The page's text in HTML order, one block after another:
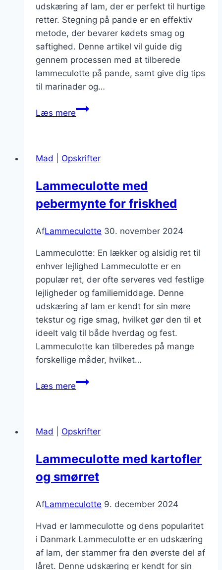
udskæring af lam, der er perfekt til hurtige
retter. Stegning på pande er en effektiv
metode, der bevarer kødets smag og
saftighed. Denne artikel vil guide dig
gennem processen med at tilberede
lammeculotte på pande, samt give dig tips
til marinader og…
Læs mereLammeculotte
til
ret
Mad Opskrifter
Lammeculotte med
pebermynte for friskhed
AfLammeculotte 30. november 2024
Lammeculotte: En lækker og alsidig ret til
enhver lejlighed Lammeculotte er en
populær ret, der ofte serveres ved festlige
lejligheder og familiemiddage. Denne
udskæring af lam er kendt for sin møre
tekstur og rige smag, hvilket gør den til et
ideelt valg til både hverdag og fest.
Lammeculotte kan tilberedes på mange
forskellige måder, hvilket…
Læs mereLammeculotte
friskhed
Mad Opskrifter
Lammeculotte med kartofler
og smørret
AfLammeculotte 9. december 2024
Hvad er lammeculotte og dens popularitet
i Danmark Lammeculotte er en udskæring
af lam, der stammer fra den øverste del af
låret. Denne udskæring er kendt for sin